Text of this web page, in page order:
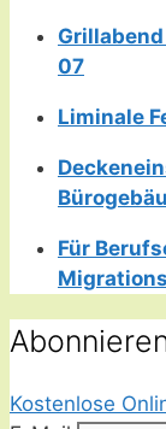
07
Liminale
Für
Kostenlose